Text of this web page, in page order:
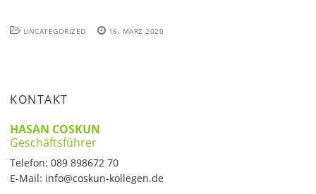
UNCATEGORIZED 16. MÄRZ 2020
KONTAKT
HASAN COSKUN
Geschäftsführer
Telefon: 089 898672 70
E-Mail: info@coskun-kollegen.de